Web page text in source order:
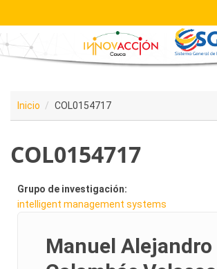
Pasar al contenido principal
Inicio COL0154717
COL0154717
Grupo de investigación:
intelligent management systems
Manuel Alejandro